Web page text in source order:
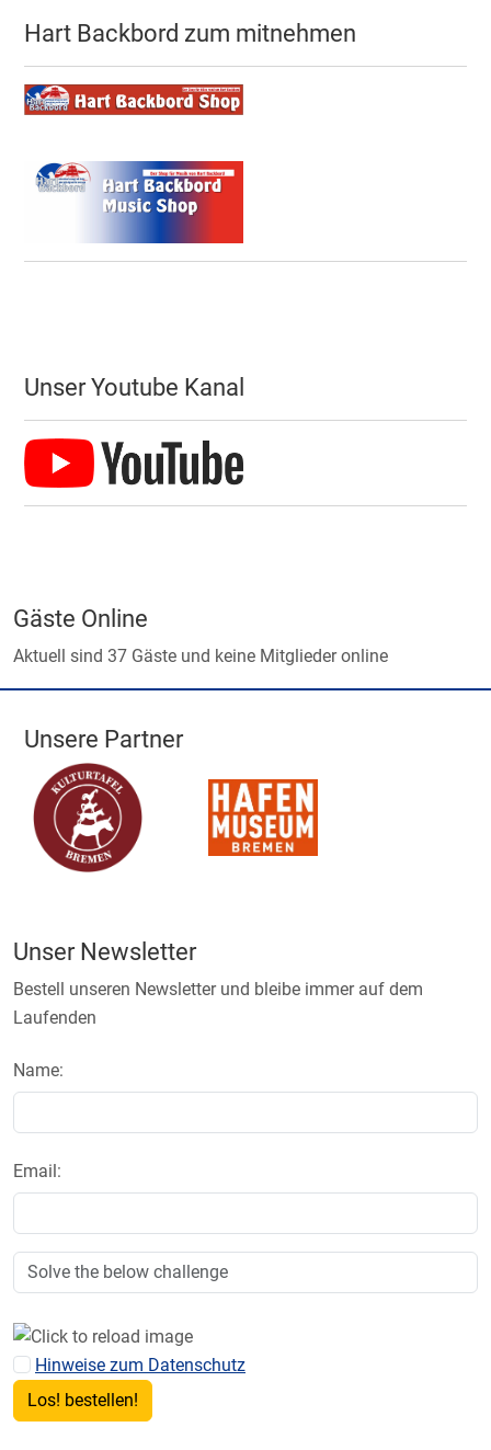
Hart Backbord zum mitnehmen
Unser Youtube Kanal
Gäste Online
Aktuell sind 37 Gäste und keine Mitglieder online
Unsere Partner
Unser Newsletter
Bestell unseren Newsletter und bleibe immer auf dem
Laufenden
Name:
Email:
Hinweise zum Datenschutz